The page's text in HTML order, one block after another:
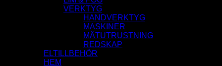
VERKTYG
HANDVERKTYG
MASKINER
MÄTUTRUSTNING
REDSKAP
ELTILLBEHÖR
HEM